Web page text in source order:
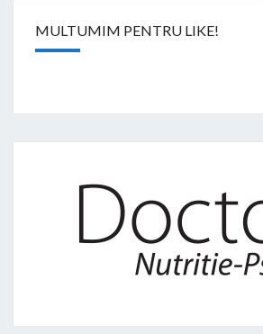
MULTUMIM PENTRU LIKE!